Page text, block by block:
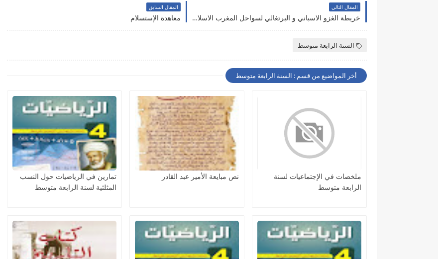
المقال التالي
خريطة الغزو الاسباني و البرتغالي لسواحل المغرب الاسلامي
المقال السابق
معاهدة الإستسلام
السنة الرابعة متوسط
أخر المواضيع من قسم : السنة الرابعة متوسط
ملخصات في الإجتماعيات لسنة
الرابعة متوسط
نص مبايعة الأمير عبد القادر
تمارين في الرياضيات حول النسب
المثلثية لسنة الرابعة متوسط